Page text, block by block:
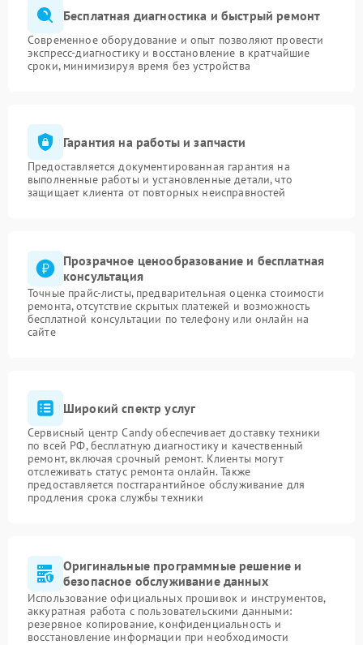
Бесплатная диагностика и быстрый ремонт
Современное оборудование и опыт позволяют провести
экспресс-диагностику и восстановление в кратчайшие
сроки, минимизируя время без устройства
Гарантия на работы и запчасти
Предоставляется документированная гарантия на
выполненные работы и установленные детали, что
защищает клиента от повторных неисправностей
Прозрачное ценообразование и бесплатная
консультация
Точные прайс-листы, предварительная оценка стоимости
ремонта, отсутствие скрытых платежей и возможность
бесплатной консультации по телефону или онлайн на
сайте
Широкий спектр услуг
Сервисный центр Candy обеспечивает доставку техники
по всей РФ, бесплатную диагностику и качественный
ремонт, включая срочный ремонт. Клиенты могут
отслеживать статус ремонта онлайн. Также
предоставляется постгарантийное обслуживание для
продления срока службы техники
Оригинальные программные решение и
безопасное обслуживание данных
Использование официальных прошивок и инструментов,
аккуратная работа с пользовательскими данными:
резервное копирование, конфиденциальность и
восстановление информации при необходимости